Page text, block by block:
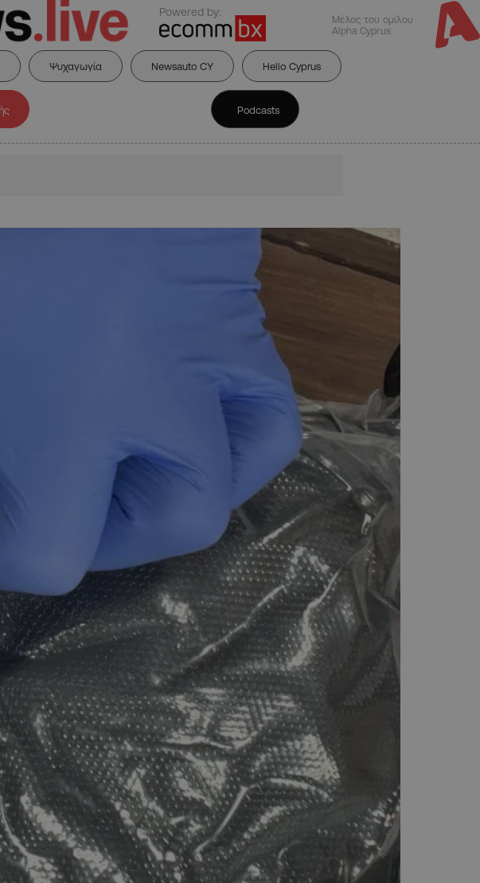
Powered by:
Μέλος του ομίλου
Alpha Cyprus
Ψυχαγωγία Newsauto CY Hello Cyprus
Podcasts